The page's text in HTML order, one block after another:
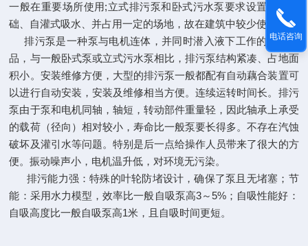
一般在重要场所使用;立式排污泵和卧式污水泵要求设置隔震基
础、自灌式吸水、并占用一定的场地，故在建筑中较少使用。
排污泵是一种泵与电机连体，并同时潜入液下工作的泵类产
品，与一般卧式泵或立式污水泵相比，排污泵结构紧凑、占地面
积小。安装维修方便，大型的排污泵一般都配有自动藕合装置可
以进行自动安装，安装及维修相当方便。连续运转时间长。排污
泵由于泵和电机同轴，轴短，转动部件重量轻，因此轴承上承受
的载荷（径向）相对较小，寿命比一般泵要长得多。不存在汽蚀
破坏及灌引水等问题。特别是后一点给操作人员带来了很大的方
便。振动噪声小，电机温升低，对环境无污染。
排污能力强：特殊的叶轮防堵设计，确保了泵且无堵塞；节
能：采用水力模型，效率比一般自吸泵高3～5%；自吸性能好：
自吸高度比一般自吸泵高1米，且自吸时间更短。
电话咨询